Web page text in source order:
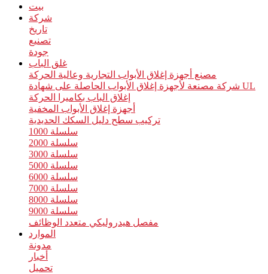
بيت
شركة
تاريخ
تصنيع
جودة
غلق الباب
مصنع أجهزة إغلاق الأبواب التجارية وعالية الحركة
شركة مصنعة لأجهزة إغلاق الأبواب الحاصلة على شهادة UL
إغلاق الباب بكاميرا الحركة
أجهزة إغلاق الأبواب المخفية
تركيب سطح دليل السكك الحديدية
سلسلة 1000
سلسلة 2000
سلسلة 3000
سلسلة 5000
سلسلة 6000
سلسلة 7000
سلسلة 8000
سلسلة 9000
مفصل هيدروليكي متعدد الوظائف
الموارد
مدونة
أخبار
تحميل